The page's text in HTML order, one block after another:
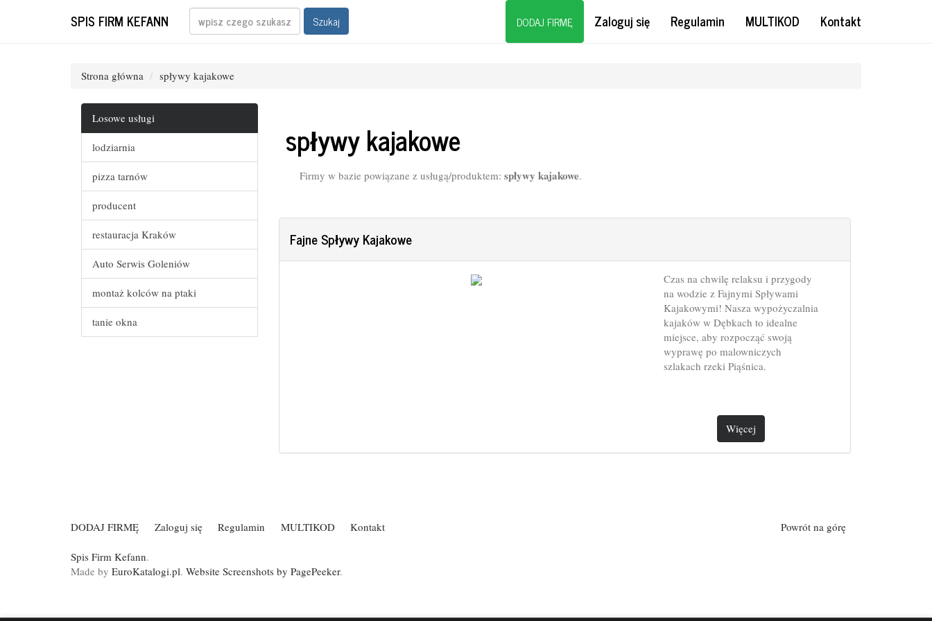
SPIS FIRM KEFANN Szukaj DODAJ FIRMĘ Zaloguj się Regulamin MULTIKOD Kontakt
Strona główna spływy kajakowe
Losowe usługi
lodziarnia
pizza tarnów
producent
restauracja Kraków
Auto Serwis Goleniów
montaż kolców na ptaki
tanie okna
spływy kajakowe
Firmy w bazie powiązane z usługą/produktem: spływy kajakowe.
Fajne Spływy Kajakowe
Czas na chwilę relaksu i przygody
na wodzie z Fajnymi Spływami
Kajakowymi! Nasza wypożyczalnia
kajaków w Dębkach to idealne
miejsce, aby rozpocząć swoją
wyprawę po malowniczych
szlakach rzeki Piąśnica.
Więcej
Powrót na górę
DODAJ FIRMĘ Zaloguj się Regulamin MULTIKOD Kontakt
Spis Firm Kefann.
Made by EuroKatalogi.pl. Website Screenshots by PagePeeker.